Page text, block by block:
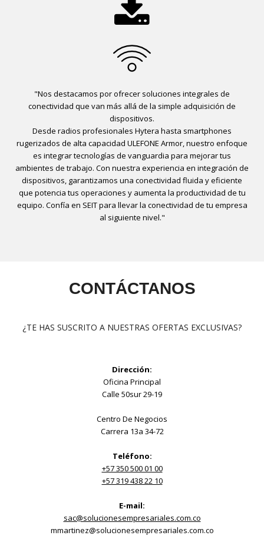

"Nos destacamos por ofrecer soluciones integrales de
conectividad que van más allá de la simple adquisición de
dispositivos.
Desde radios profesionales Hytera hasta smartphones
rugerizados de alta capacidad ULEFONE Armor, nuestro enfoque
es integrar tecnologías de vanguardia para mejorar tus
ambientes de trabajo. Con nuestra experiencia en integración de
dispositivos, garantizamos una conectividad fluida y eficiente
que potencia tus operaciones y aumenta la productividad de tu
equipo. Confía en SEIT para llevar la conectividad de tu empresa
al siguiente nivel."
CONTÁCTANOS
¿TE HAS SUSCRITO A NUESTRAS OFERTAS EXCLUSIVAS?
Dirección:
Oficina Principal
Calle 50sur 29-19
Centro De Negocios
Carrera 13a 34-72
Teléfono:
+57 350 500 01 00
+57 319 438 22 10
E-mail:
sac@solucionesempresariales.com.co
mmartinez@solucionesempresariales.com.co